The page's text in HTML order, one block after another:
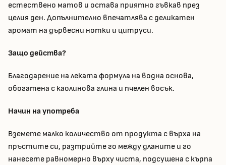
естествено матов и остава приятно гъвкав през
целия ден. Допълнително впечатлява с деликатен
аромат на дървесни нотки и цитруси.
Защо действа?
Благодарение на леката формула на водна основа,
обогатена с каолинова глина и пчелен восък.
Начин на употреба
Вземете малко количество от продукта с върха на
пръстите си, разтрийте го между дланите и го
нанесете равномерно върху чиста, подсушена с кърпа